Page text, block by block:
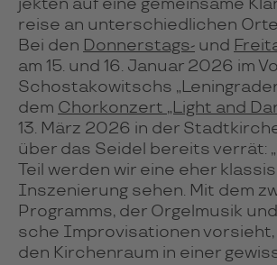
jek­ten auf eine gemein­same
reise an unter­schied­li­chen
Bei den Don­ners­tags- und
am 15. und 16. Ja­nuar 2026 im
Schos­ta­ko­witschs „Lenin­gra­der
dem Chor­kon­zert „Light and
13. März 2026 in der
über das Sei­del bereits ver­rät:
Teil wer­den wir eine eher
Ins­ze­nie­rung sehen. Mit dem
Pro­gramms, der Orgel­mu­sik
sche Im­pro­vi­sa­tio­nen vor­sieht,
den Kir­chen­raum in einer